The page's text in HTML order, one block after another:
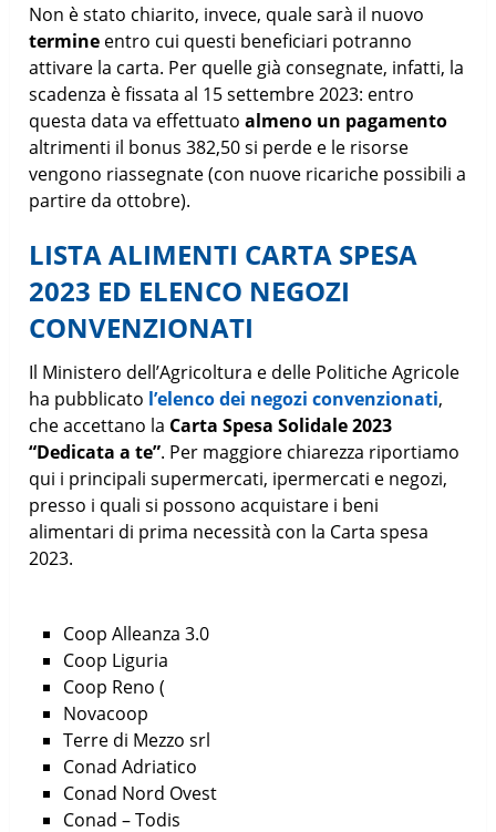
Non è stato chiarito, invece, quale sarà il nuovo
termine entro cui questi beneficiari potranno
attivare la carta. Per quelle già consegnate, infatti, la
scadenza è fissata al 15 settembre 2023: entro
questa data va effettuatoalmeno un pagamento
altrimenti il bonus 382,50 si perde e le risorse
vengono riassegnate (con nuove ricariche possibili a
partire da ottobre).
LISTA ALIMENTI CARTA SPESA
2023 ED ELENCO NEGOZI
CONVENZIONATI
Il Ministero dell’Agricoltura e delle Politiche Agricole
ha pubblicato l’elenco dei negozi convenzionati,
che accettano la Carta Spesa Solidale 2023
“Dedicata a te”. Per maggiore chiarezza riportiamo
qui i principali supermercati, ipermercati e negozi,
presso i quali si possono acquistare i beni
alimentari di prima necessità con la Carta spesa
2023.
Coop Alleanza 3.0
Coop Liguria
Coop Reno (
Novacoop
Terre di Mezzo srl
Conad Adriatico
Conad Nord Ovest
Conad – Todis